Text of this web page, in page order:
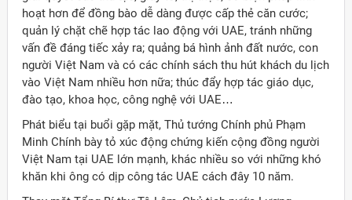
hoạt hơn để đồng bào dễ dàng được cấp thẻ căn cước;
quản lý chặt chẽ hợp tác lao động với UAE, tránh những
vấn đề đáng tiếc xảy ra; quảng bá hình ảnh đất nước, con
người Việt Nam và có các chính sách thu hút khách du lịch
vào Việt Nam nhiều hơn nữa; thúc đẩy hợp tác giáo dục,
đào tạo, khoa học, công nghệ với UAE…
Phát biểu tại buổi gặp mặt, Thủ tướng Chính phủ Phạm
Minh Chính bày tỏ xúc động chứng kiến cộng đồng người
Việt Nam tại UAE lớn mạnh, khác nhiều so với những khó
khăn khi ông có dịp công tác UAE cách đây 10 năm.